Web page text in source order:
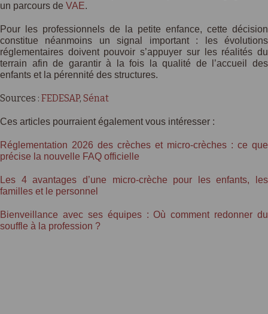
un parcours de VAE.
Pour les professionnels de la petite enfance, cette décision
constitue néanmoins un signal important : les évolutions
réglementaires doivent pouvoir s’appuyer sur les réalités du
terrain afin de garantir à la fois la qualité de l’accueil des
enfants et la pérennité des structures.
Sources : FEDESAP, Sénat
Ces articles pourraient également vous intéresser :
Réglementation 2026 des crèches et micro-crèches : ce que
précise la nouvelle FAQ officielle
Les 4 avantages d’une micro-crèche pour les enfants, les
familles et le personnel
Bienveillance avec ses équipes : Où comment redonner du
souffle à la profession ?